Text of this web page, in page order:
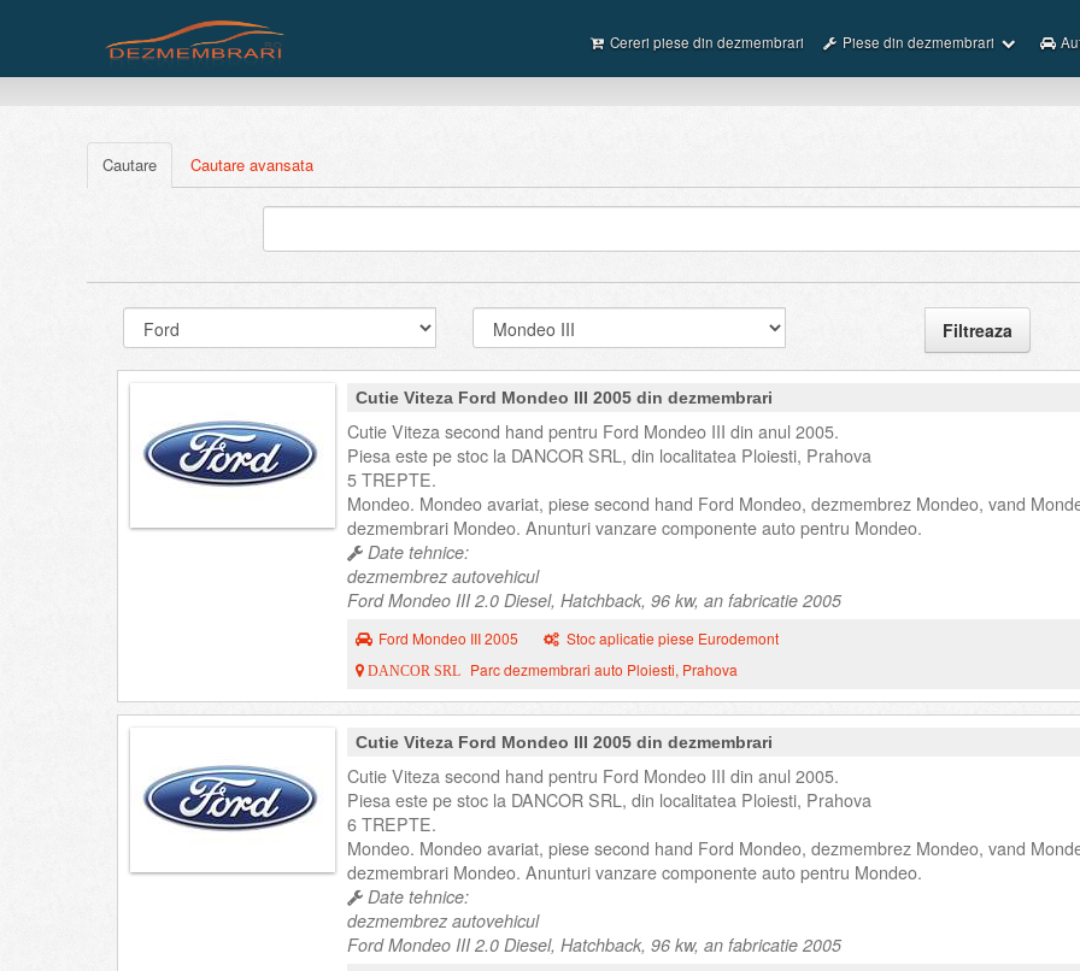
Cereri piese din dezmembrari Piese din dezmembrari
Cautare Cautare avansata
Cutie Viteza Ford Mondeo III 2005 din dezmembrari
Cutie Viteza second hand pentru Ford Mondeo III din anul 2005.
Piesa este pe stoc la DANCOR SRL, din localitatea Ploiesti, Prahova
5 TREPTE.
Mondeo. Mondeo avariat, piese second hand Ford Mondeo, dezmembrez Mondeo, vand
dezmembrari Mondeo. Anunturi vanzare componente auto pentru Mondeo.
Date tehnice:
dezmembrez autovehicul
Ford Mondeo III 2.0 Diesel, Hatchback, 96 kw, an fabricatie 2005
Ford Mondeo III 2005 Stoc aplicatie piese Eurodemont
DANCOR SRL Parc dezmembrari auto Ploiesti, Prahova
Cutie Viteza Ford Mondeo III 2005 din dezmembrari
Cutie Viteza second hand pentru Ford Mondeo III din anul 2005.
Piesa este pe stoc la DANCOR SRL, din localitatea Ploiesti, Prahova
6 TREPTE.
Mondeo. Mondeo avariat, piese second hand Ford Mondeo, dezmembrez Mondeo, vand
dezmembrari Mondeo. Anunturi vanzare componente auto pentru Mondeo.
Date tehnice:
dezmembrez autovehicul
Ford Mondeo III 2.0 Diesel, Hatchback, 96 kw, an fabricatie 2005